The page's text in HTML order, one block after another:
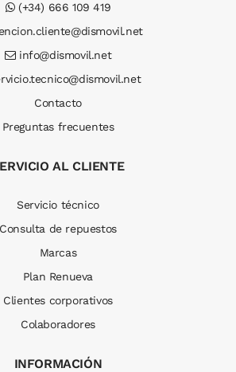
(+34) 666 109 419
info@dismovil.net
Contacto
Preguntas frecuentes
AL CLIENTE
Servicio técnico
Consulta de repuestos
Marcas
Plan Renueva
Clientes corporativos
Colaboradores
INFORMACIÓN